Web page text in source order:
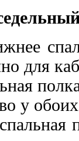
для
у